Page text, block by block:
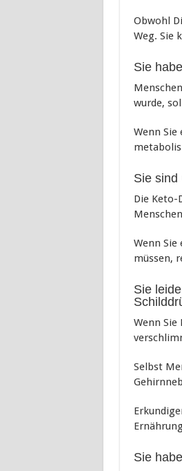
Obwohl
Weg. Sie
Sie
wurde,
Wenn
Sie sind
Die Keto-
Wenn
müssen,
Sie
Wenn
Selbst
Sie